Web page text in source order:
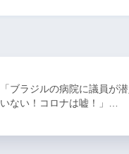
「ブラジルの病院に議員が
いない！コロナは嘘！」…